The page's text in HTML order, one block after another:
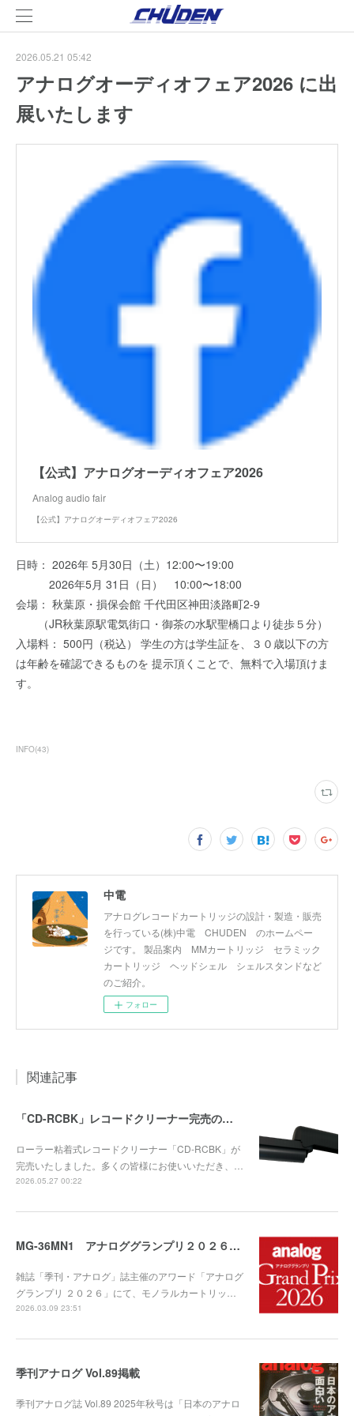
2026.05.21 05:42
アナログオーディオフェア2026 に出
展いたします
【公式】アナログオーディオフェア2026
Analog audio fair
【公式】アナログオーディオフェア2026
日時： 2026年 5月30日（土）12:00〜19:00
2026年5月 31日（日） 10:00〜18:00
会場： 秋葉原・損保会館 千代田区神田淡路町2-9
（JR秋葉原駅電気街口・御茶の水駅聖橋口より徒歩５分）
入場料： 500円（税込） 学生の方は学生証を、３０歳以下の方
は年齢を確認できるものを 提示頂くことで、無料で入場頂けま
す。
INFO(43)
中電
アナログレコードカートリッジの設計・製造・販売
を行っている(株)中電 CHUDEN のホームペー
ジです。 製品案内 MMカートリッジ セラミック
カートリッジ ヘッドシェル シェルスタンドなど
のご紹介。
フォロー
関連記事
「CD-RCBK」レコードクリーナー完売のお知らせ
ローラー粘着式レコードクリーナー「CD-RCBK」が
完売いたしました。多くの皆様にお使いいただき、…
2026.05.27 00:22
MG-36MN1 アナロググランプリ２０２６ 受賞！
雑誌「季刊・アナログ」誌主催のアワード「アナログ
グランプリ ２０２６」にて、モノラルカートリッ…
2026.03.09 23:51
季刊アナログ Vol.89掲載
季刊アナログ誌 Vol.89 2025年秋号は「日本のアナロ